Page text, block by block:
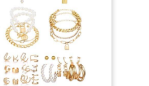
en or dégageront un look
【PLUSIEURS TAILLES】Ces
pour femme sont conçues en
divers besoins des femmes et
en taille pour garantir un
pour tout le monde. Que vous
ou lors d'un événement
en or et en argent offrent